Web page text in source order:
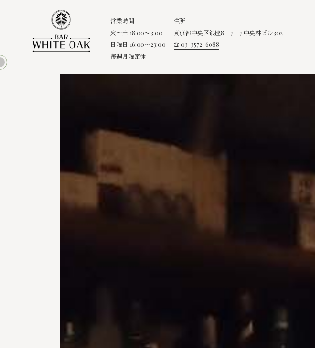
営業時間
火～土 18:00〜3:00
日曜日 16:00〜23:00
毎週月曜定休
住所
東京都中央区銀座8－7－7 中央林ビル302
☎ 03-3572-6088